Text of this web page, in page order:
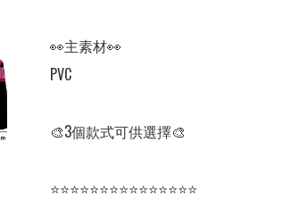
👀主素材👀
PVC
🎨3個款式可供選擇🎨
⭐⭐⭐⭐⭐⭐⭐⭐⭐⭐⭐⭐⭐⭐⭐